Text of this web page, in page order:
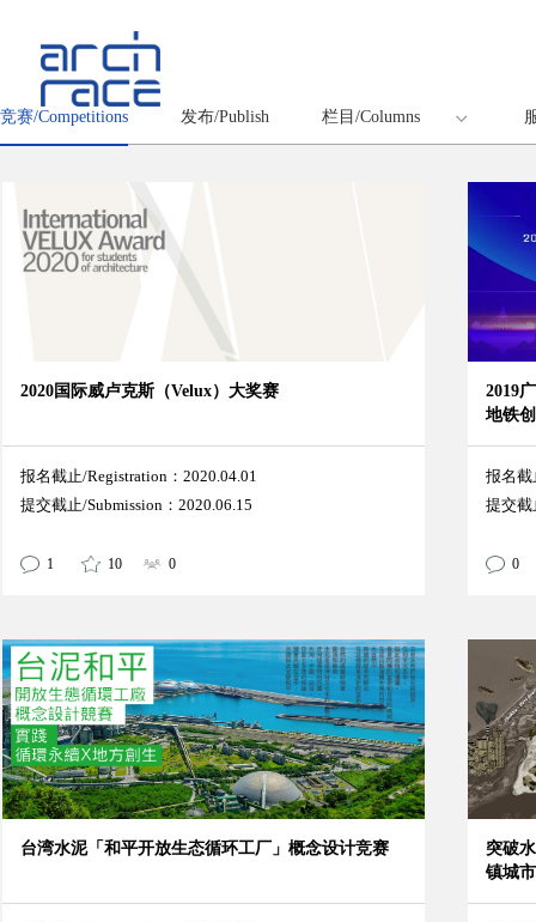
竞赛/Competitions 发布/Publish 栏目/Columns
2020国际威卢克斯（Velux）大奖赛
报名截止/Registration：2020.04.01
提交截止/Submission：2020.06.15
1 10 0
2019
地铁
报名截
提交截
0
台湾水泥「和平开放生态循环工厂」概念设计竞赛
突破
镇城